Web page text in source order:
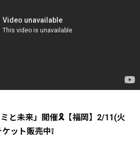
と未来」開催🎗️【福岡】2/11(火
ット販売中❕